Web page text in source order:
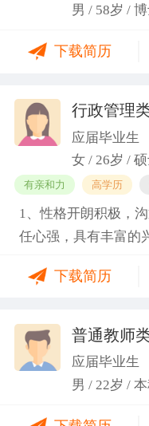
男 / 58岁 /
下载简历
应届毕业生
女 / 26岁 /
有亲和力 高学历
1、性格开朗积极，
任心强，具有丰富的
任班级生活委员与
关活动。
下载简历
普通教师
应届毕业生
男 / 22岁 /